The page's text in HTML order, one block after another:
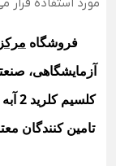
مورد استفاده قرار
فروشگاه
آزمایشگاهی،
تامین کنندگان